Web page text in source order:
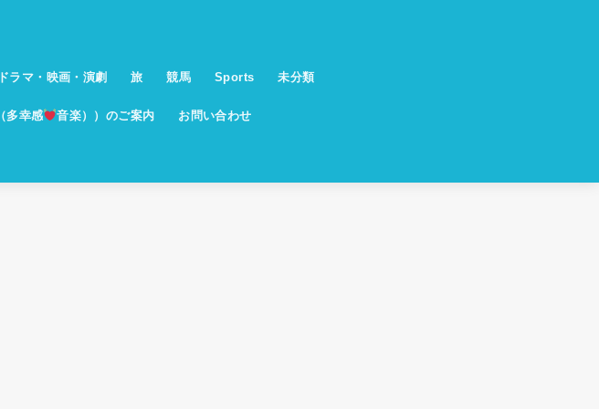
ドラマ・映画・演劇 旅 競馬 Sports 未分類
（多幸感 音楽））のご案内 お問い合わせ